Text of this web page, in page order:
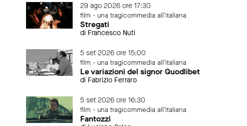
29 ago 2026 ore 17:30
film - una tragicommedia all'italiana
Stregati
di Francesco Nuti
5 set 2026 ore 15:00
film - una tragicommedia all'italiana
Le variazioni del signor Quodlibet
di Fabrizio Ferraro
5 set 2026 ore 16:30
film - una tragicommedia all'italiana
Fantozzi